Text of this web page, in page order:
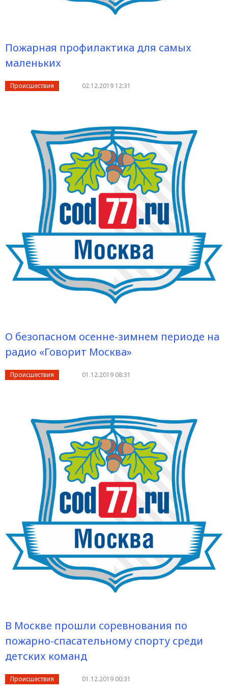
Пожарная профилактика для самых
маленьких
Происшествия 02.12.2019 12:31
О безопасном осенне-зимнем периоде на
радио «Говорит Москва»
Происшествия 01.12.2019 08:31
В Москве прошли соревнования по
пожарно-спасательному спорту среди
детских команд
Происшествия 01.12.2019 00:31